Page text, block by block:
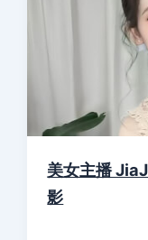
美女主播
影